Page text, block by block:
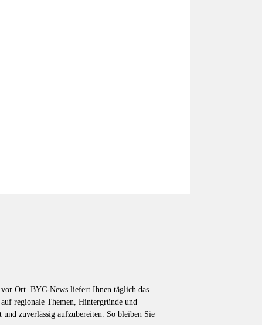
Ort. BYC-News liefert Ihnen täglich das
regionale Themen, Hintergründe und
zuverlässig aufzubereiten. So bleiben Sie